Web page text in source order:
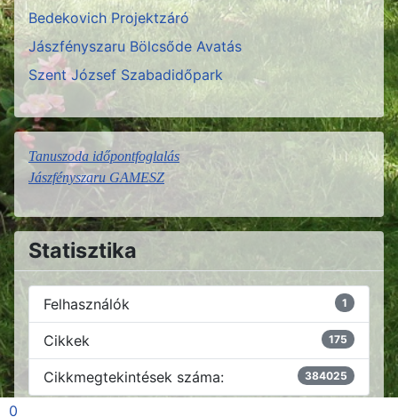
Bedekovich Projektzáró
Jászfényszaru Bölcsőde Avatás
Szent József Szabadidőpark
Tanuszoda időpontfoglalás
Jászfényszaru GAMESZ
Statisztika
Felhasználók 1
Cikkek 175
Cikkmegtekintések száma: 384025
0